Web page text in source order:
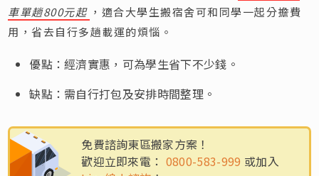
車單趟800元起 ，適合大學生搬宿舍可和同學一起分擔費
用，省去自行多趟載運的煩惱。
優點：經濟實惠，可為學生省下不少錢。
缺點：需自行打包及安排時間整理。
免費諮詢東區搬家方案！
歡迎立即來電： 0800-583-999 或加入